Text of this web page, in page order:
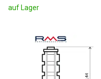
auf Lager